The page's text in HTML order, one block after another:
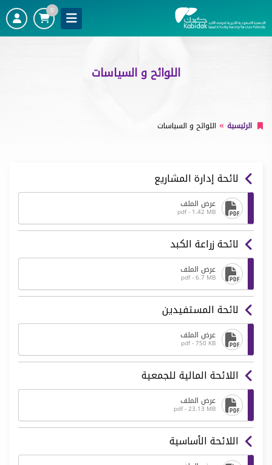
0
اللوائح و السياسات
الرئيسية اللوائح و السياسات
لائحة إدارة المشاريع
عرض الملف
pdf - 1.42 MB
لائحة زراعة الكبد
عرض الملف
pdf - 6.7 MB
لائحة المستفيدين
عرض الملف
pdf - 750 KB
اللائحة المالية للجمعية
عرض الملف
pdf - 23.13 MB
اللائحة الأساسية